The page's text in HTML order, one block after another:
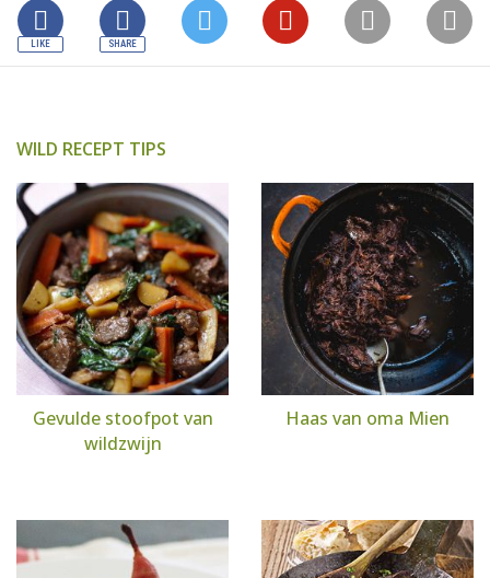
WILD RECEPT TIPS
Gevulde stoofpot van
wildzwijn
Haas van oma Mien